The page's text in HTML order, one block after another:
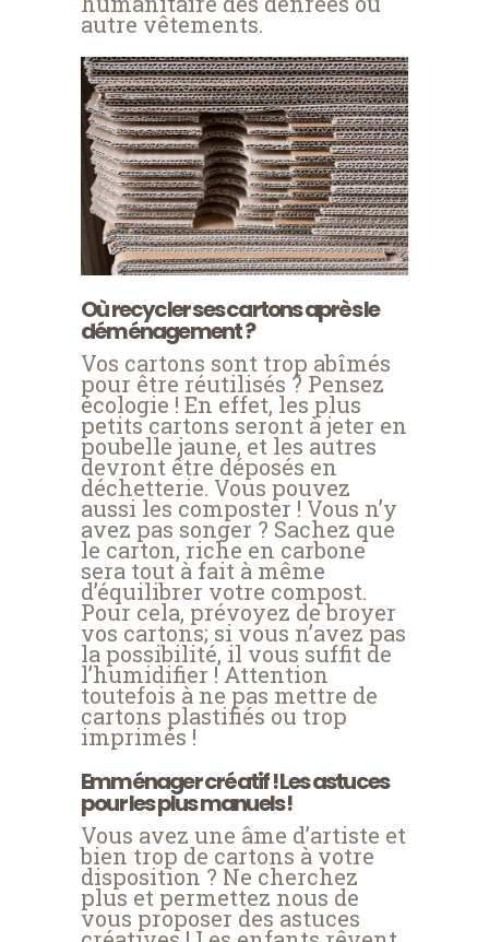
autre vêtements.
Où recycler ses cartons après le
déménagement ?
Vos cartons sont trop abîmés
pour être réutilisés ? Pensez
écologie ! En effet, les plus
petits cartons seront à jeter en
poubelle jaune, et les autres
devront être déposés en
déchetterie. Vous pouvez
aussi les composter ! Vous n’y
avez pas songer ? Sachez que
le carton, riche en carbone
sera tout à fait à même
d’équilibrer votre compost.
Pour cela, prévoyez de broyer
vos cartons; si vous n’avez pas
la possibilité, il vous suffit de
l’humidifier ! Attention
toutefois à ne pas mettre de
cartons plastifiés ou trop
imprimés !
Emménager créatif ! Les astuces
pour les plus manuels !
Vous avez une âme d’artiste et
bien trop de cartons à votre
disposition ? Ne cherchez
plus et permettez nous de
vous proposer des astuces